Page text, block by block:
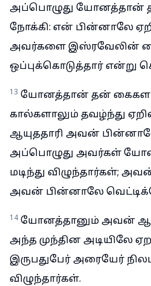
அப்பொழுது யோனத்தான்
நோக்கி: என் பின்னாலே
அவர்களை இஸ்ரவேலின்
ஒப்புக்கொடுத்தார் என்று
13 யோனத்தான் தன்
கால்களாலும் தவழ்ந்து
ஆயுததாரி அவன்
அப்பொழுது அவர்கள்
மடிந்து விழுந்தார்கள்;
அவன் பின்னாலே
14 யோனத்தானும் அவன்
அந்த முந்தின அடியிலே
இருபதுபேர் அரையேர்
விழுந்தார்கள்.